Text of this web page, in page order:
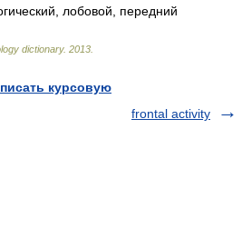
лобовой, передний
dictionary. 2013
курсовую
frontal activity